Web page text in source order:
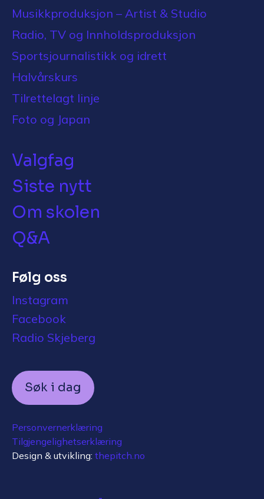
Musikkproduksjon – Artist & Studio
Radio, TV og Innholdsproduksjon
Sportsjournalistikk og idrett
Halvårskurs
Tilrettelagt linje
Foto og Japan
Valgfag
Siste nytt
Om skolen
Q&A
Følg oss
Instagram
Facebook
Radio Skjeberg
Søk i dag
Personvernerklæring
Tilgjengelighetserklæring
Design & utvikling: thepitch.no